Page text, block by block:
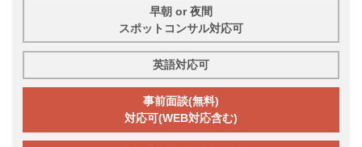
早朝 or 夜間
スポットコンサル対応可
英語対応可
事前面談(無料)
対応可(WEB対応含む)